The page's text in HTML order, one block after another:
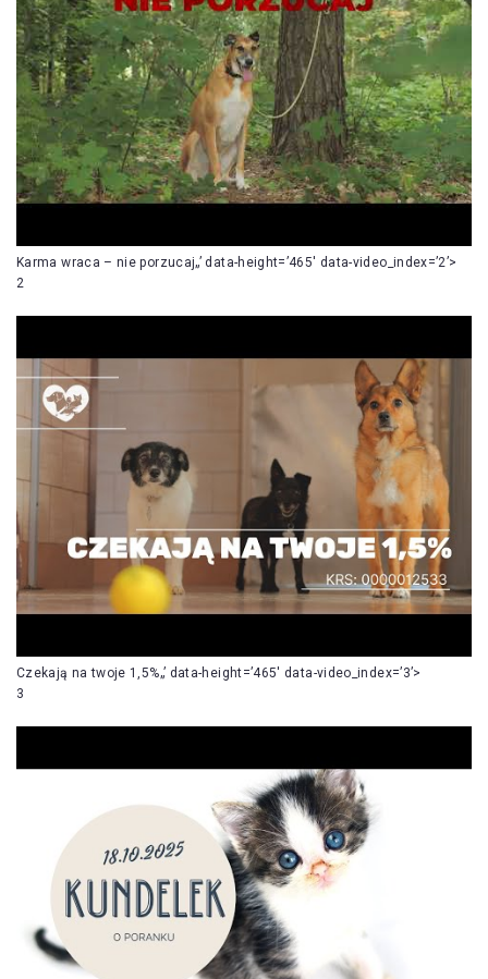
Karma wraca – nie porzucaj„’ data-height=’465′ data-video_index=’2’>
2
Czekają na twoje 1,5%„’ data-height=’465′ data-video_index=’3’>
3